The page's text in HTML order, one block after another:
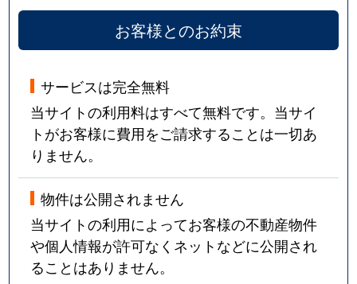
お客様とのお約束
サービスは完全無料
当サイトの利用料はすべて無料です。当サイ
トがお客様に費用をご請求することは一切あ
りません。
物件は公開されません
当サイトの利用によってお客様の不動産物件
や個人情報が許可なくネットなどに公開され
ることはありません。